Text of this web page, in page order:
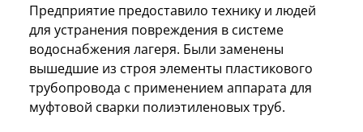
Предприятие предоставило технику и людей
для устранения повреждения в системе
водоснабжения лагеря. Были заменены
вышедшие из строя элементы пластикового
трубопровода с применением аппарата для
муфтовой сварки полиэтиленовых труб.